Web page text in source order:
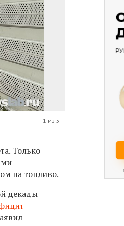
1 из 5
Только
на топливо.
декады